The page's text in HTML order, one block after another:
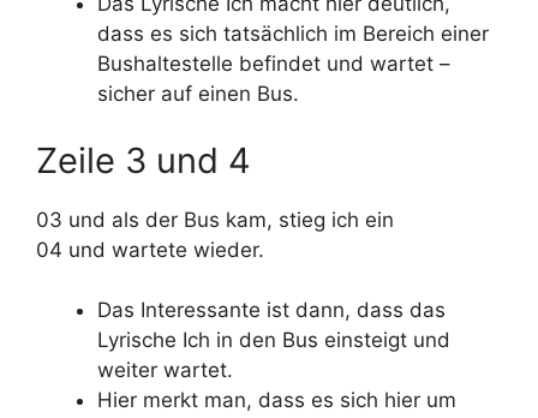
dass es sich tatsächlich im Bereich einer
Bushaltestelle befindet und wartet –
sicher auf einen Bus.
Zeile 3 und 4
03 und als der Bus kam, stieg ich ein
04 und wartete wieder.
Das Interessante ist dann, dass das
Lyrische Ich in den Bus einsteigt und
weiter wartet.
Hier merkt man, dass es sich hier um